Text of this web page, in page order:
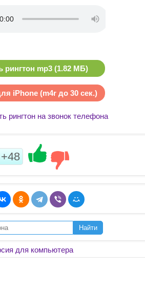
рингтон mp3 (1.82 МБ)
iPhone (m4r до 30 сек.)
рингтон на звонок телефона
+48
Найти
для компьютера